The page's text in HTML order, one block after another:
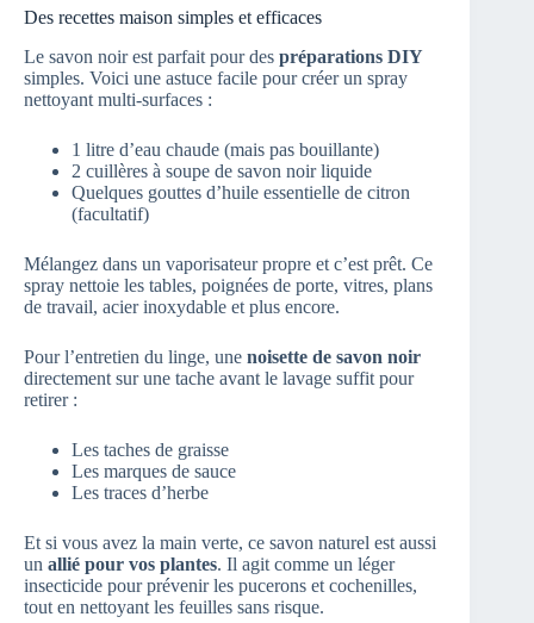
Des recettes maison simples et efficaces
Le savon noir est parfait pour des préparations DIY
simples. Voici une astuce facile pour créer un spray
nettoyant multi-surfaces :
1 litre d’eau chaude (mais pas bouillante)
2 cuillères à soupe de savon noir liquide
Quelques gouttes d’huile essentielle de citron
(facultatif)
Mélangez dans un vaporisateur propre et c’est prêt. Ce
spray nettoie les tables, poignées de porte, vitres, plans
de travail, acier inoxydable et plus encore.
Pour l’entretien du linge, une noisette de savon noir
directement sur une tache avant le lavage suffit pour
retirer :
Les taches de graisse
Les marques de sauce
Les traces d’herbe
Et si vous avez la main verte, ce savon naturel est aussi
un allié pour vos plantes. Il agit comme un léger
insecticide pour prévenir les pucerons et cochenilles,
tout en nettoyant les feuilles sans risque.